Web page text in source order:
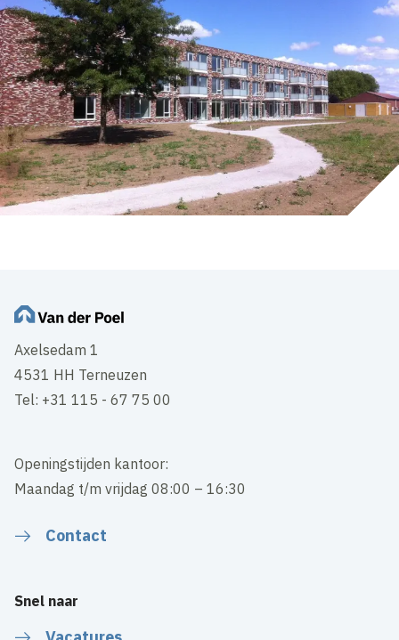
Axelsedam 1
4531 HH Terneuzen
Tel: +31 115 - 67 75 00
Openingstijden kantoor:
Maandag t/m vrijdag 08:00 – 16:30
Contact
Snel naar